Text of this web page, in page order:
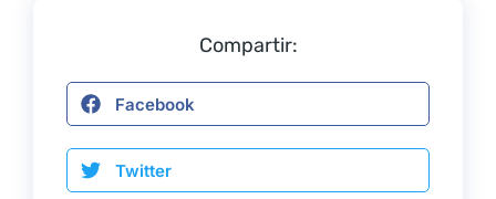
Compartir:
Facebook
Twitter